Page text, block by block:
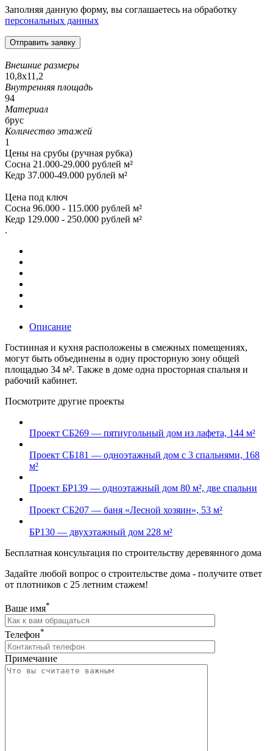
Заполняя данную форму, вы соглашаетесь на обработку
персональных данных
Внешние размеры
10,8х11,2
Внутренняя площадь
94
Материал
брус
Количество этажей
1
Цены на срубы (ручная рубка)
Сосна 21.000-29.000 рублей м²
Кедр 37.000-49.000 рублей м²
Цена под ключ
Сосна 96.000 - 115.000 рублей м²
Кедр 129.000 - 250.000 рублей м²
.
Описание
Гостинная и кухня расположены в смежных помещениях,
могут быть объединены в одну просторную зону общей
площадью 34 м². Также в доме одна просторная спальня и
рабочий кабинет.
Посмотрите другие проекты
Проект СБ269 — пятиугольный дом из лафета, 144 м²
Проект СБ181 — одноэтажный дом с 3 спальнями, 168
м²
Проект БР139 — одноэтажный дом 80 м², две спальни
Проект СБ207 — баня «Лесной хозяин», 53 м²
БР130 — двухэтажный дом 228 м²
Бесплатная консультация по строительству деревянного дома
Задайте любой вопрос о строительстве дома - получите ответ
от плотников с 25 летним стажем!
Ваше имя*
Телефон*
Примечание